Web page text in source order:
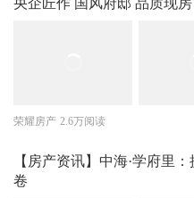
央企匠作 国风府邸 品质现
荣耀房产 2.6万阅读
【房产资讯】中海·学府里
卷